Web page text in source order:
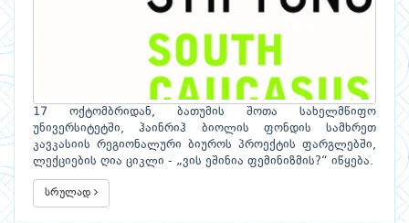
17 ოქტომბრიდან, ბათუმის შოთა სახელმწიფო
უნივერსიტეტში, ჰაინრიჰ ბიოლის ფონდის სამხრეთ
კავკასიის რეგიონალური ბიუროს პროექტის ფარგლებში,
ლექციების ღია ციკლი - „ვის ეშინია ფემინიზმის?“ იწყება.
სრულად